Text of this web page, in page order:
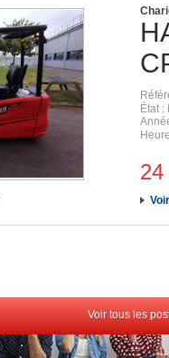
État
24
Voir tous les